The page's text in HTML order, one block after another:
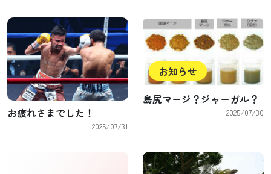
お疲れさまでした！
2025/07/31
お知らせ
島尻マージ？ジャーガル？
2025/07/30